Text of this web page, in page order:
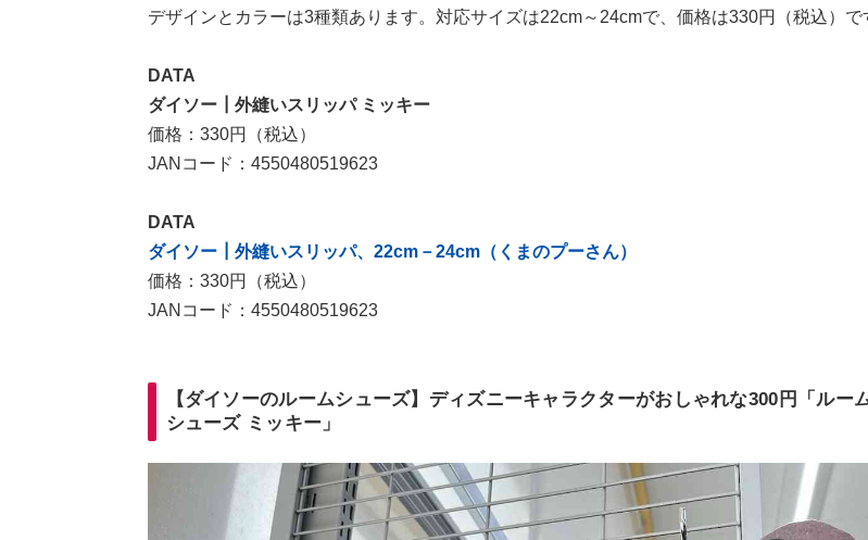
デザインとカラーは3種類あります。対応サイズは22cm～24cmで、価格は330円（税込）で
DATA
ダイソー┃外縫いスリッパ ミッキー
価格：330円（税込）
JANコード：4550480519623
DATA
ダイソー┃外縫いスリッパ、22cm－24cm（くまのプーさん）
価格：330円（税込）
JANコード：4550480519623
【ダイソーのルームシューズ】ディズニーキャラクターがおしゃれな300円「ルー
シューズ ミッキー」